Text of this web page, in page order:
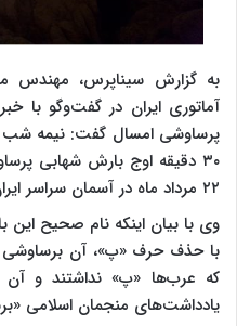
به گزارش سیناپرس، مهندس
آماتوری ایران در گفت‌وگو با
۳۰ دقیقه اوج بارش شهابی
۲۲ مرداد ماه در آسمان سراسر ایران شاهد این بارش خواهیم بود.
وی با بیان اینکه نام صحیح
با حذف حرف «پ»، آن
که عرب‌ها «پ» نداشتند و آن
یادداشت‌های منجمان اسلامی